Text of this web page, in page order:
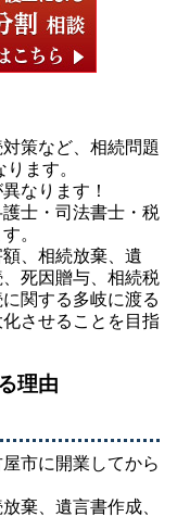
策など、相続問題
ます。
なります！
士・司法書士・税
。
、相続放棄、遺
死因贈与、相続税
関する多岐に渡る
させることを目指
理由
市に開業してから
棄、遺言書作成、